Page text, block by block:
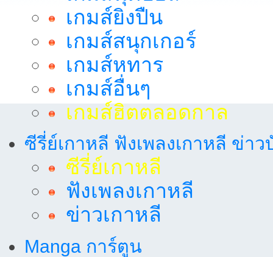
เกมส์ยิงปืน
เกมส์สนุกเกอร์
เกมส์หทาร
เกมส์อื่นๆ
เกมส์ฮิตตลอดกาล
ซีรี่ย์เกาหลี ฟังเพลงเกาหลี ข่าว
ซีรี่ย์เกาหลี
ฟังเพลงเกาหลี
ข่าวเกาหลี
Manga การ์ตูน